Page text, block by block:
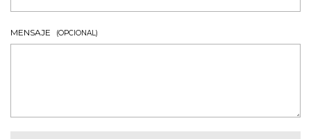
MENSAJE (OPCIONAL)